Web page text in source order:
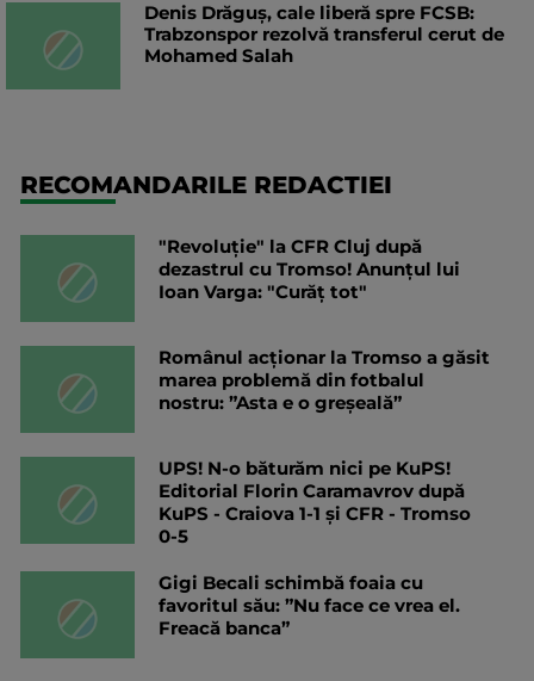
Denis Drăguș, cale liberă spre FCSB:
Trabzonspor rezolvă transferul cerut de
Mohamed Salah
RECOMANDARILE REDACTIEI
"Revoluție" la CFR Cluj după
dezastrul cu Tromso! Anunțul lui
Ioan Varga: "Curăț tot"
Românul acționar la Tromso a găsit
marea problemă din fotbalul
nostru: ”Asta e o greșeală”
UPS! N-o băturăm nici pe KuPS!
Editorial Florin Caramavrov după
KuPS - Craiova 1-1 și CFR - Tromso
0-5
Gigi Becali schimbă foaia cu
favoritul său: ”Nu face ce vrea el.
Freacă banca”